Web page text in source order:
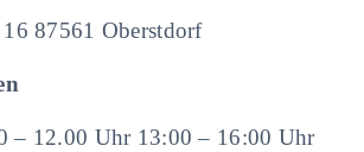
16 87561 Oberstdorf
– 12.00 Uhr 13:00 – 16:00 Uhr